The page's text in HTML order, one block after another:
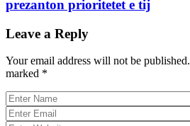
prezanton prioritetet e tij
Leave a Reply
Your email address will not be published.
marked *